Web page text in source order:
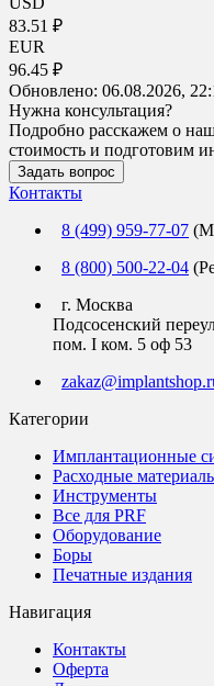
83.51 ₽
EUR
96.45 ₽
Обновлено: 06.08.2026,
Нужна консультация?
Подробно расскажем о
стоимость и подготовим
Задать вопрос
Контакты
8 (499) 959-77-07
8 (800) 500-22-04
г. Москва
Подсосенский
пом. I ком. 5 оф 53
Категории
Имплантационные
Расходные
Инструменты
Все для PRF
Оборудование
Боры
Печатные издания
Навигация
Контакты
Оферта